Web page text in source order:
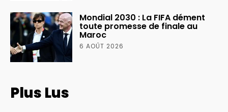
Mondial 2030 : La FIFA dément
toute promesse de finale au
Maroc
6 AOÛT 2026
Plus Lus